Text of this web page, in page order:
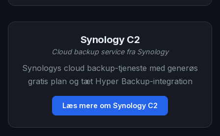
Synology C2
Cloud backup service fra Synology
Synologys cloud backup-tjeneste med generøs
gratis plan og tæt Hyper Backup-integration
Læs mere om Synology C2